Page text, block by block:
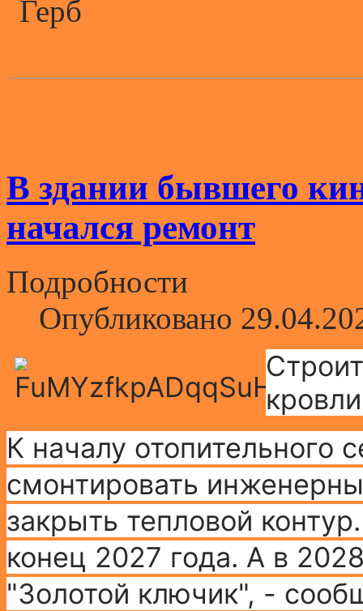
В здании бывшего
начался ремонт
Подробности
Опубликовано
К началу отопительного
смонтировать
закрыть тепловой
конец 2027 года. А в
"Золотой ключик", -